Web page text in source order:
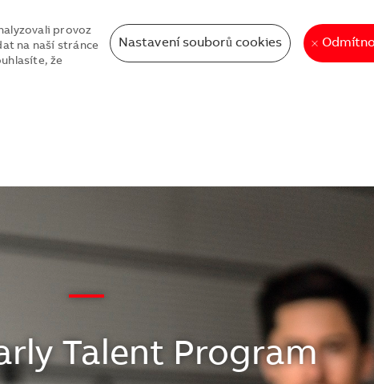
provoz
na naší stránce
že
Nastavení souborů cookies
—
Talent Program